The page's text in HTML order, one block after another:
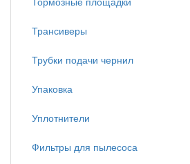
Трансиверы
Трубки подачи чернил
Упаковка
Уплотнители
Фильтры для пылесоса